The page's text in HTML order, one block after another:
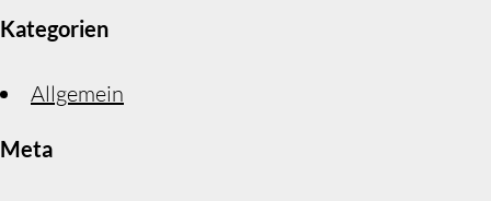
Kategorien
Allgemein
Meta